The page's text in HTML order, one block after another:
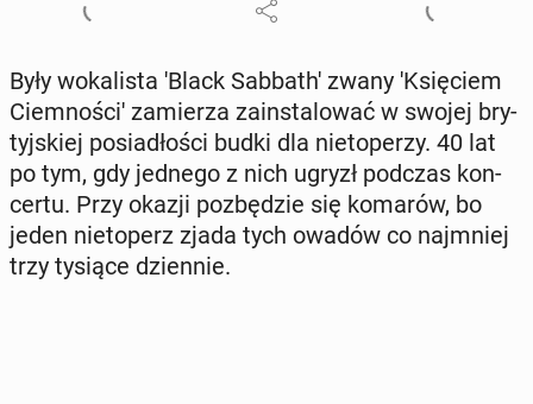
Były wo­ka­li­sta 'Black Sab­ba­th' zwany 'K­się­ciem
Ciem­no­ści' za­mie­rza za­in­sta­lo­wać w swojej bry­
tyj­skiej po­sia­dło­ści budki dla nie­to­pe­rzy. 40 lat
po tym, gdy jednego z nich ugryzł podczas kon­
cer­tu. Przy okazji po­zbę­dzie się komarów, bo
jeden nie­to­perz zjada tych owadów co naj­mniej
trzy tysiące dzien­nie.